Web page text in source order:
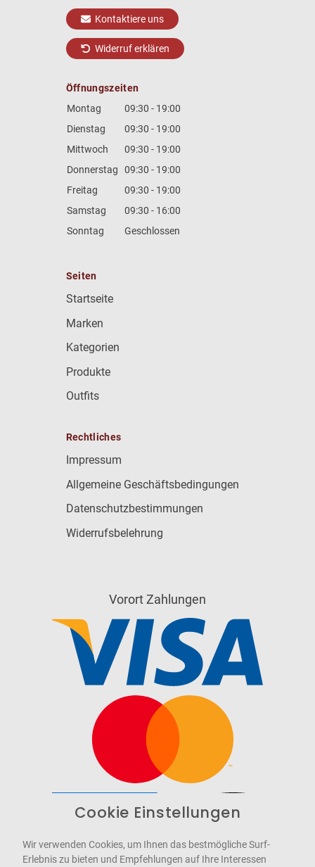
Kontaktiere uns
Widerruf erklären
Öffnungszeiten
Montag
09:30 - 19:00
Dienstag
09:30 - 19:00
Mittwoch
09:30 - 19:00
Donnerstag
09:30 - 19:00
Freitag
09:30 - 19:00
Samstag
09:30 - 16:00
Sonntag
Geschlossen
Seiten
Startseite
Marken
Kategorien
Produkte
Outfits
Rechtliches
Impressum
Allgemeine Geschäftsbedingungen
Datenschutzbestimmungen
Widerrufsbelehrung
Vorort Zahlungen
WCAG-2.1-AA
Cookie Einstellungen
Wir verwenden Cookies, um Ihnen das bestmögliche Surf-
Erlebnis zu bieten und Empfehlungen auf Ihre Interessen